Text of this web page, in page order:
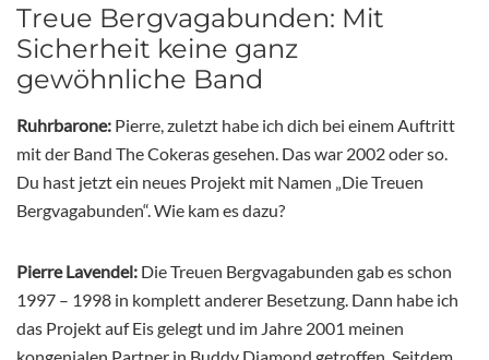
Treue Bergvagabunden: Mit
Sicherheit keine ganz
gewöhnliche Band
Ruhrbarone: Pierre, zuletzt habe ich dich bei einem Auftritt
mit der Band The Cokeras gesehen. Das war 2002 oder so.
Du hast jetzt ein neues Projekt mit Namen „Die Treuen
Bergvagabunden“. Wie kam es dazu?
Pierre Lavendel: Die Treuen Bergvagabunden gab es schon
1997 – 1998 in komplett anderer Besetzung. Dann habe ich
das Projekt auf Eis gelegt und im Jahre 2001 meinen